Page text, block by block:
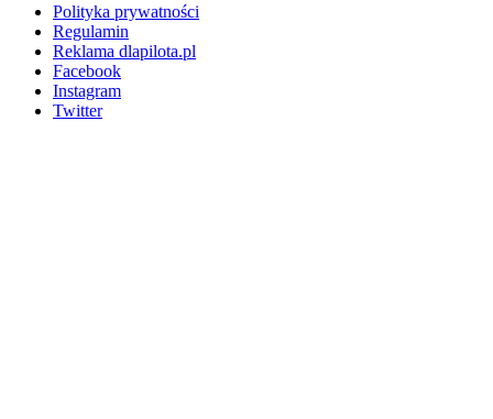
Polityka prywatności
Regulamin
Reklama dlapilota.pl
Facebook
Instagram
Twitter